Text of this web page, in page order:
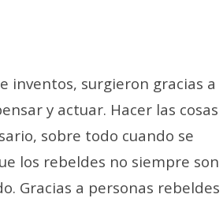
inventos, surgieron gracias a
y actuar. Hacer las cosas
sobre todo cuando se
los rebeldes no siempre son
Gracias a personas rebeldes